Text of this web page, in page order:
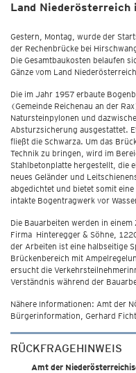
Land
Gestern, Montag, wurde der
der Rechenbrücke bei
Die Gesamtbaukosten belaufen
Gänze vom Land
Die im Jahr 1957 erbaute
(Gemeinde Reichenau an der
Natursteinpylonen und
Absturzsicherung ausgestattet.
fließt die Schwarza. Um das
Technik zu bringen, wird im
Stahlbetonplatte hergestellt, die
neues Geländer und
abgedichtet und bietet somit
intakte Bogentragwerk vor
Die Bauarbeiten werden in
Firma Hinteregger & Söhne,
der Arbeiten ist eine halbseitige
Brückenbereich mit
ersucht die
Verständnis während der
Nähere Informationen: Amt der
Bürgerinformation, Gerhard
RÜCKFRAGEHINWEIS
Amt der